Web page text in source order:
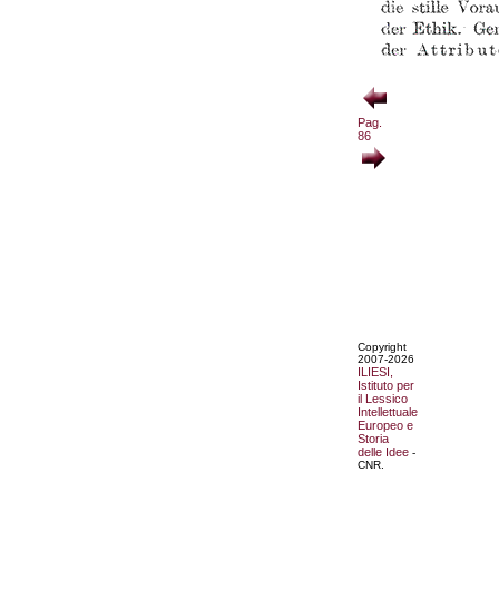
Pag.
86
Copyright
2007-2026
ILIESI,
Istituto per
il Lessico
Intellettuale
Europeo e
Storia
delle Idee -
CNR.